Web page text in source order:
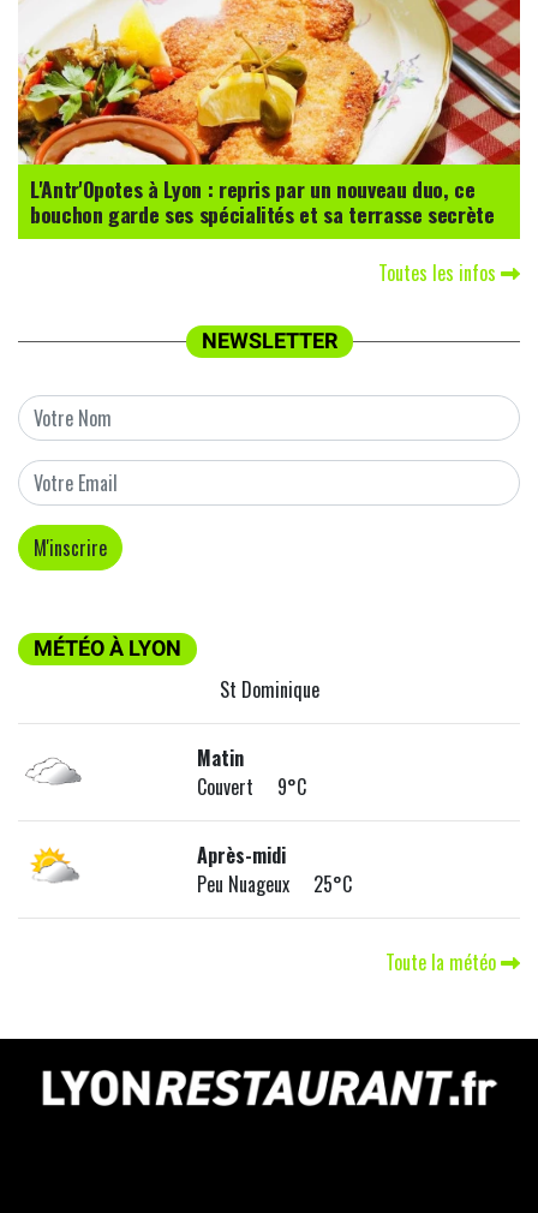
L'Antr'Opotes à Lyon : repris par un nouveau duo, ce
bouchon garde ses spécialités et sa terrasse secrète
Toutes les infos
NEWSLETTER
MÉTÉO À LYON
St Dominique
Matin
Couvert 9°C
Après-midi
Peu Nuageux 25°C
Toute la météo